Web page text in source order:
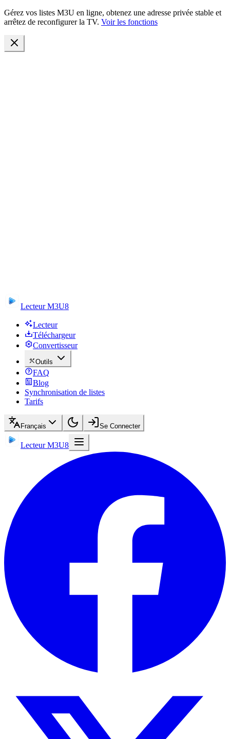
Gérez vos listes M3U en ligne, obtenez une adresse privée stable et
arrêtez de reconfigurer la TV. Voir les fonctions
Lecteur M3U8
Lecteur
Téléchargeur
Convertisseur
Outils
FAQ
Blog
Synchronisation de listes
Tarifs
Français Se Connecter
Lecteur M3U8